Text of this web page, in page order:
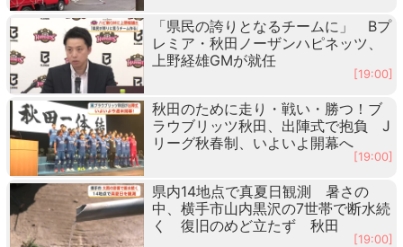
「県民の誇りとなるチームに」 Bプ
レミア・秋田ノーザンハピネッツ、
上野経雄GMが就任
[19:00]
秋田のために走り・戦い・勝つ！ブ
ラウブリッツ秋田、出陣式で抱負 J
リーグ秋春制、いよいよ開幕へ
[19:00]
県内14地点で真夏日観測 暑さの
中、横手市山内黒沢の7世帯で断水続
く 復旧のめど立たず 秋田
[19:00]